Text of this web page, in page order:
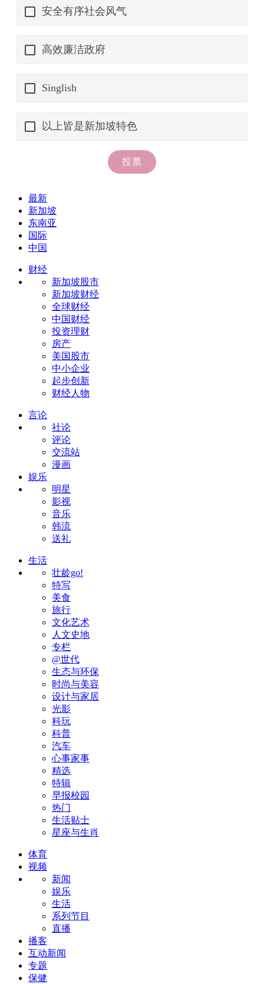
最新
新加坡
东南亚
国际
中国
财经
新加坡股市
新加坡财经
全球财经
中国财经
投资理财
房产
美国股市
中小企业
起步创新
财经人物
言论
社论
评论
交流站
漫画
娱乐
明星
影视
音乐
韩流
送礼
生活
壮龄go!
特写
美食
旅行
文化艺术
人文史地
专栏
@世代
生态与环保
时尚与美容
设计与家居
光影
科玩
科普
汽车
心事家事
精选
特辑
早报校园
热门
生活贴士
星座与生肖
体育
视频
新闻
娱乐
生活
系列节目
直播
播客
互动新闻
专题
保健